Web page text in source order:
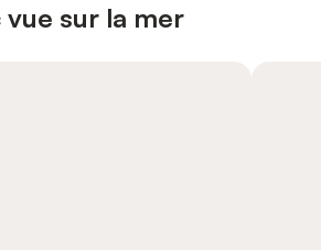
vue sur la mer